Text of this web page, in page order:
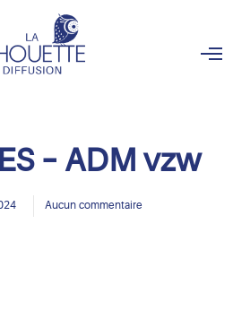
O
u
– ADM vzw
Aucun commentaire